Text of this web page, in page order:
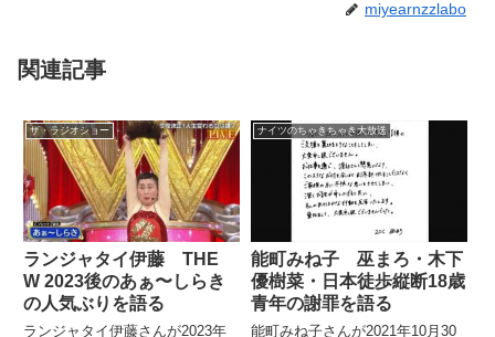
miyearnzzlabo
関連記事
ザ・ラジオショー
ランジャタイ伊藤 THE
W 2023後のあぁ〜しらき
の人気ぶりを語る
ランジャタイ伊藤さんが2023年
ナイツのちゃきちゃき大放送
能町みね子 巫まろ・木下
優樹菜・日本徒歩縦断18歳
青年の謝罪を語る
能町みね子さんが2021年10月30